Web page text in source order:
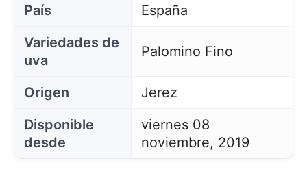
País
España
Variedades de
uva
Palomino Fino
Origen
Jerez
Disponible
desde
viernes 08
noviembre, 2019